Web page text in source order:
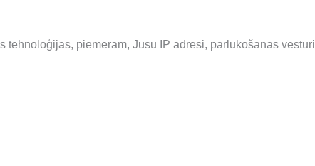
tehnoloģijas, piemēram, Jūsu IP adresi, pārlūkošanas vēsturi